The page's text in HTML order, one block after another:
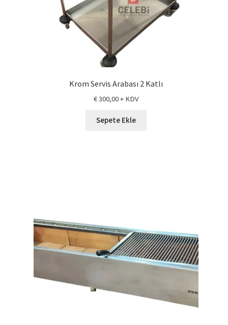
Krom Servis Arabası 2 Katlı
€300,00+ KDV
Sepete Ekle